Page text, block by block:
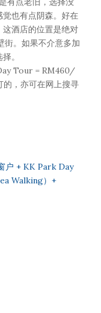
也有点阴森。好在
酒店的位置是绝对
。如果不介意多加
。
Tour = RM460/
，亦可在网上搜寻
户 + KK Park Day
Walking）+